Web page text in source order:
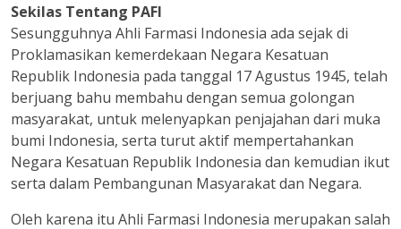
Sekilas Tentang PAFI
Sesungguhnya Ahli Farmasi Indonesia ada sejak di
Proklamasikan kemerdekaan Negara Kesatuan
Republik Indonesia pada tanggal 17 Agustus 1945, telah
berjuang bahu membahu dengan semua golongan
masyarakat, untuk melenyapkan penjajahan dari muka
bumi Indonesia, serta turut aktif mempertahankan
Negara Kesatuan Republik Indonesia dan kemudian ikut
serta dalam Pembangunan Masyarakat dan Negara.
Oleh karena itu Ahli Farmasi Indonesia merupakan salah